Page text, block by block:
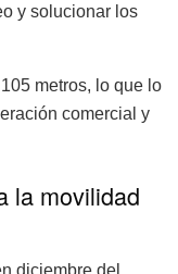
y solucionar los
metros, lo que lo
comercial y
la movilidad